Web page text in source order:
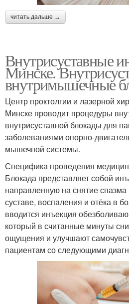
читать дальше →
Внутрисуставные
Минске.
внутримышечные
Центр проктолгии и лазерной
Минске проводит процедуры
внутрисуставной блокады для
заболеваниями опорно-
мышечной системы.
Специфика проведения
Блокада представляет собой
направленную на снятие
суставе, воспаления и отёка в
вводится инъекция
который в считанные минуты
ощущения и улучшают
пациентам со следующими